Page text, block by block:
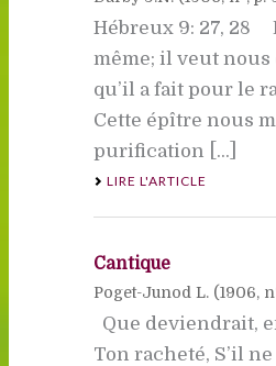
Hébreux 9: 27, 28
même; il veut
qu’il a fait pour le
Cette épître nous
purification [...]
LIRE L'ARTICLE
Cantique
Poget-Junod L. (1906,
Que deviendrait,
Ton racheté, S’il